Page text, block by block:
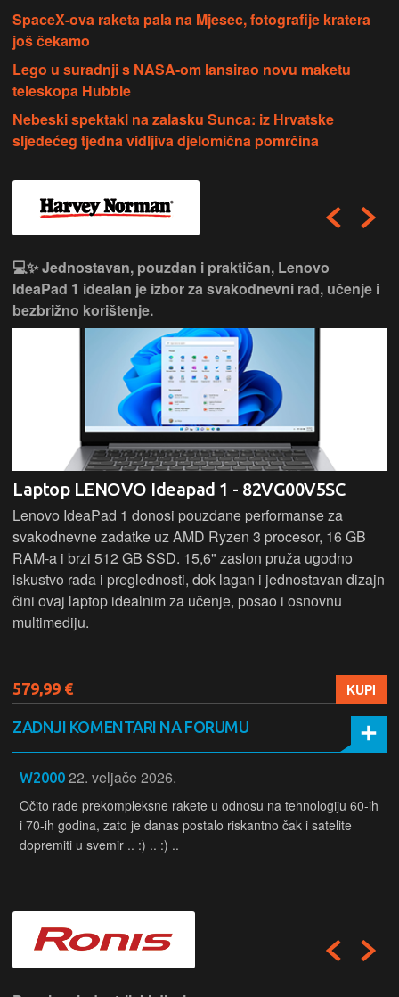
SpaceX-ova raketa pala na Mjesec, fotografije kratera
još čekamo
Lego u suradnji s NASA-om lansirao novu maketu
teleskopa Hubble
Nebeski spektakl na zalasku Sunca: iz Hrvatske
sljedećeg tjedna vidljiva djelomična pomrčina
💻✨ Jednostavan, pouzdan i praktičan, Lenovo
IdeaPad 1 idealan je izbor za svakodnevni rad, učenje i
bezbrižno korištenje.
Laptop LENOVO Ideapad 1 - 82VG00V5SC
Lenovo IdeaPad 1 donosi pouzdane performanse za
svakodnevne zadatke uz AMD Ryzen 3 procesor, 16 GB
RAM-a i brzi 512 GB SSD. 15,6" zaslon pruža ugodno
iskustvo rada i preglednosti, dok lagan i jednostavan dizajn
čini ovaj laptop idealnim za učenje, posao i osnovnu
multimediju.
579,99 € KUPI
ZADNJI KOMENTARI NA FORUMU
W2000 22. veljače 2026.
Očito rade prekompleksne rakete u odnosu na tehnologiju 60-ih
i 70-ih godina, zato je danas postalo riskantno čak i satelite
dopremiti u svemir .. :) .. :) ..